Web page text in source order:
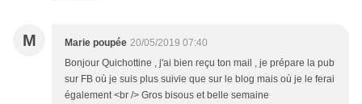
M Marie poupée 20/05/2019 07:40
Bonjour Quichottine , j'ai bien reçu ton mail , je prépare la pub
sur FB où je suis plus suivie que sur le blog mais où je le ferai
également <br /> Gros bisous et belle semaine